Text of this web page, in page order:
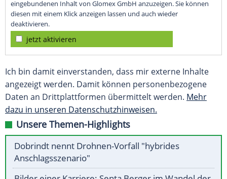
eingebundenen Inhalt von Glomex GmbH anzuzeigen. Sie können
diesen mit einem Klick anzeigen lassen und auch wieder
deaktivieren.
jetzt aktivieren
Ich bin damit einverstanden, dass mir externe Inhalte
angezeigt werden. Damit können personenbezogene
Daten an Drittplattformen übermittelt werden. Mehr
dazu in unseren Datenschutzhinweisen.
Unsere Themen-Highlights
Dobrindt nennt Drohnen-Vorfall "hybrides
Anschlagsszenario"